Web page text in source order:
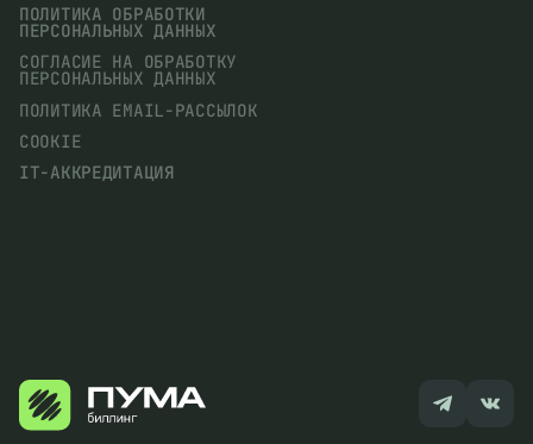
ПОЛИТИКА ОБРАБОТКИ
ПЕРСОНАЛЬНЫХ ДАННЫХ
СОГЛАСИЕ НА ОБРАБОТКУ
ПЕРСОНАЛЬНЫХ ДАННЫХ
ПОЛИТИКА EMAIL-РАССЫЛОК
COOKIE
IT-АККРЕДИТАЦИЯ